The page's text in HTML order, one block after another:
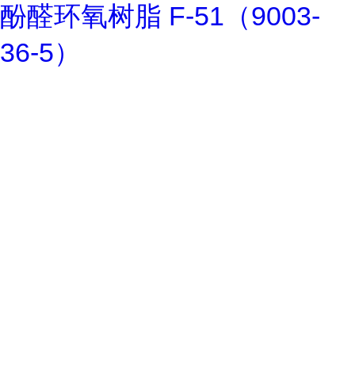
酚醛环氧树脂 F-51（9003-
36-5）